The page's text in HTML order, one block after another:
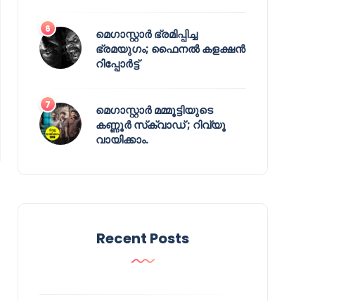
മെഗാസ്റ്റാർ ഭ്രമിപ്പിച്ച
ഭ്രമയുഗം; ഫൈനൽ കളക്ഷൻ
റിപ്പോർട്ട്
മെഗാസ്റ്റാർ മമ്മൂട്ടിയുടെ
കണ്ണൂർ സ്‌ക്വാഡ് ; റിവ്യൂ
വായിക്കാം.
Recent Posts